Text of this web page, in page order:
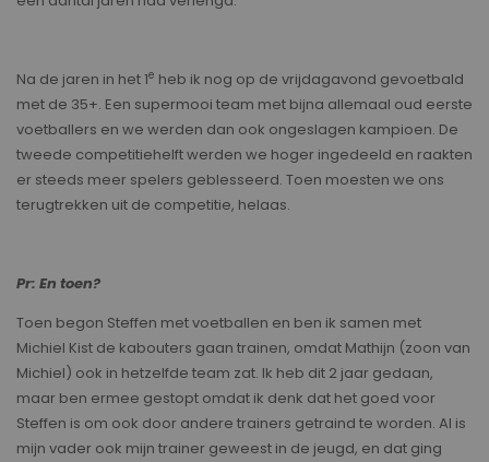
Na de jaren in het 1e heb ik nog op de vrijdagavond gevoetbald
met de 35+. Een supermooi team met bijna allemaal oud eerste
voetballers en we werden dan ook ongeslagen kampioen. De
tweede competitiehelft werden we hoger ingedeeld en raakten
er steeds meer spelers geblesseerd. Toen moesten we ons
terugtrekken uit de competitie, helaas.
Pr: En toen?
Toen begon Steffen met voetballen en ben ik samen met
Michiel Kist de kabouters gaan trainen, omdat Mathijn (zoon van
Michiel) ook in hetzelfde team zat. Ik heb dit 2 jaar gedaan,
maar ben ermee gestopt omdat ik denk dat het goed voor
Steffen is om ook door andere trainers getraind te worden. Al is
mijn vader ook mijn trainer geweest in de jeugd, en dat ging